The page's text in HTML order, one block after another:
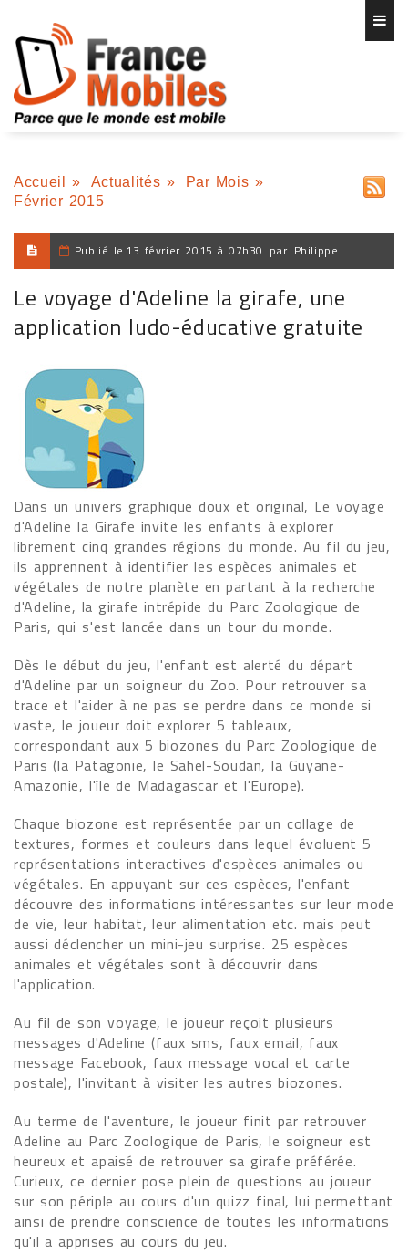
Accueil » Actualités » Par Mois »
Février 2015
Publié le 13 février 2015 à 07h30 par Philippe
Le voyage d'Adeline la girafe, une
application ludo-éducative gratuite
Dans un univers graphique doux et original, Le voyage
d'Adeline la Girafe invite les enfants à explorer
librement cinq grandes régions du monde. Au fil du jeu,
ils apprennent à identifier les espèces animales et
végétales de notre planète en partant à la recherche
d'Adeline, la girafe intrépide du Parc Zoologique de
Paris, qui s'est lancée dans un tour du monde.
Dès le début du jeu, l'enfant est alerté du départ
d'Adeline par un soigneur du Zoo. Pour retrouver sa
trace et l'aider à ne pas se perdre dans ce monde si
vaste, le joueur doit explorer 5 tableaux,
correspondant aux 5 biozones du Parc Zoologique de
Paris (la Patagonie, le Sahel-Soudan, la Guyane-
Amazonie, l'île de Madagascar et l'Europe).
Chaque biozone est représentée par un collage de
textures, formes et couleurs dans lequel évoluent 5
représentations interactives d'espèces animales ou
végétales. En appuyant sur ces espèces, l'enfant
découvre des informations intéressantes sur leur mode
de vie, leur habitat, leur alimentation etc. mais peut
aussi déclencher un mini-jeu surprise. 25 espèces
animales et végétales sont à découvrir dans
l'application.
Au fil de son voyage, le joueur reçoit plusieurs
messages d'Adeline (faux sms, faux email, faux
message Facebook, faux message vocal et carte
postale), l'invitant à visiter les autres biozones.
Au terme de l'aventure, le joueur finit par retrouver
Adeline au Parc Zoologique de Paris, le soigneur est
heureux et apaisé de retrouver sa girafe préférée.
Curieux, ce dernier pose plein de questions au joueur
sur son périple au cours d'un quizz final, lui permettant
ainsi de prendre conscience de toutes les informations
qu'il a apprises au cours du jeu.